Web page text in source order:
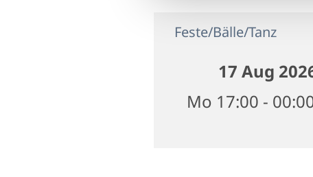
Feste/Bälle/Tanz
17 Aug
Mo 17:00 -